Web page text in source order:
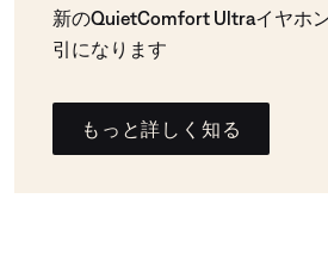
新のQuietComfort Ultraイヤホ
引になります
もっと詳しく知る